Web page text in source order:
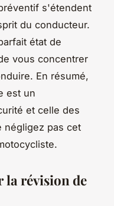
s'étendent
du conducteur.
état de
vous concentrer
En résumé,
est un
et celle des
négligez pas cet
la révision de